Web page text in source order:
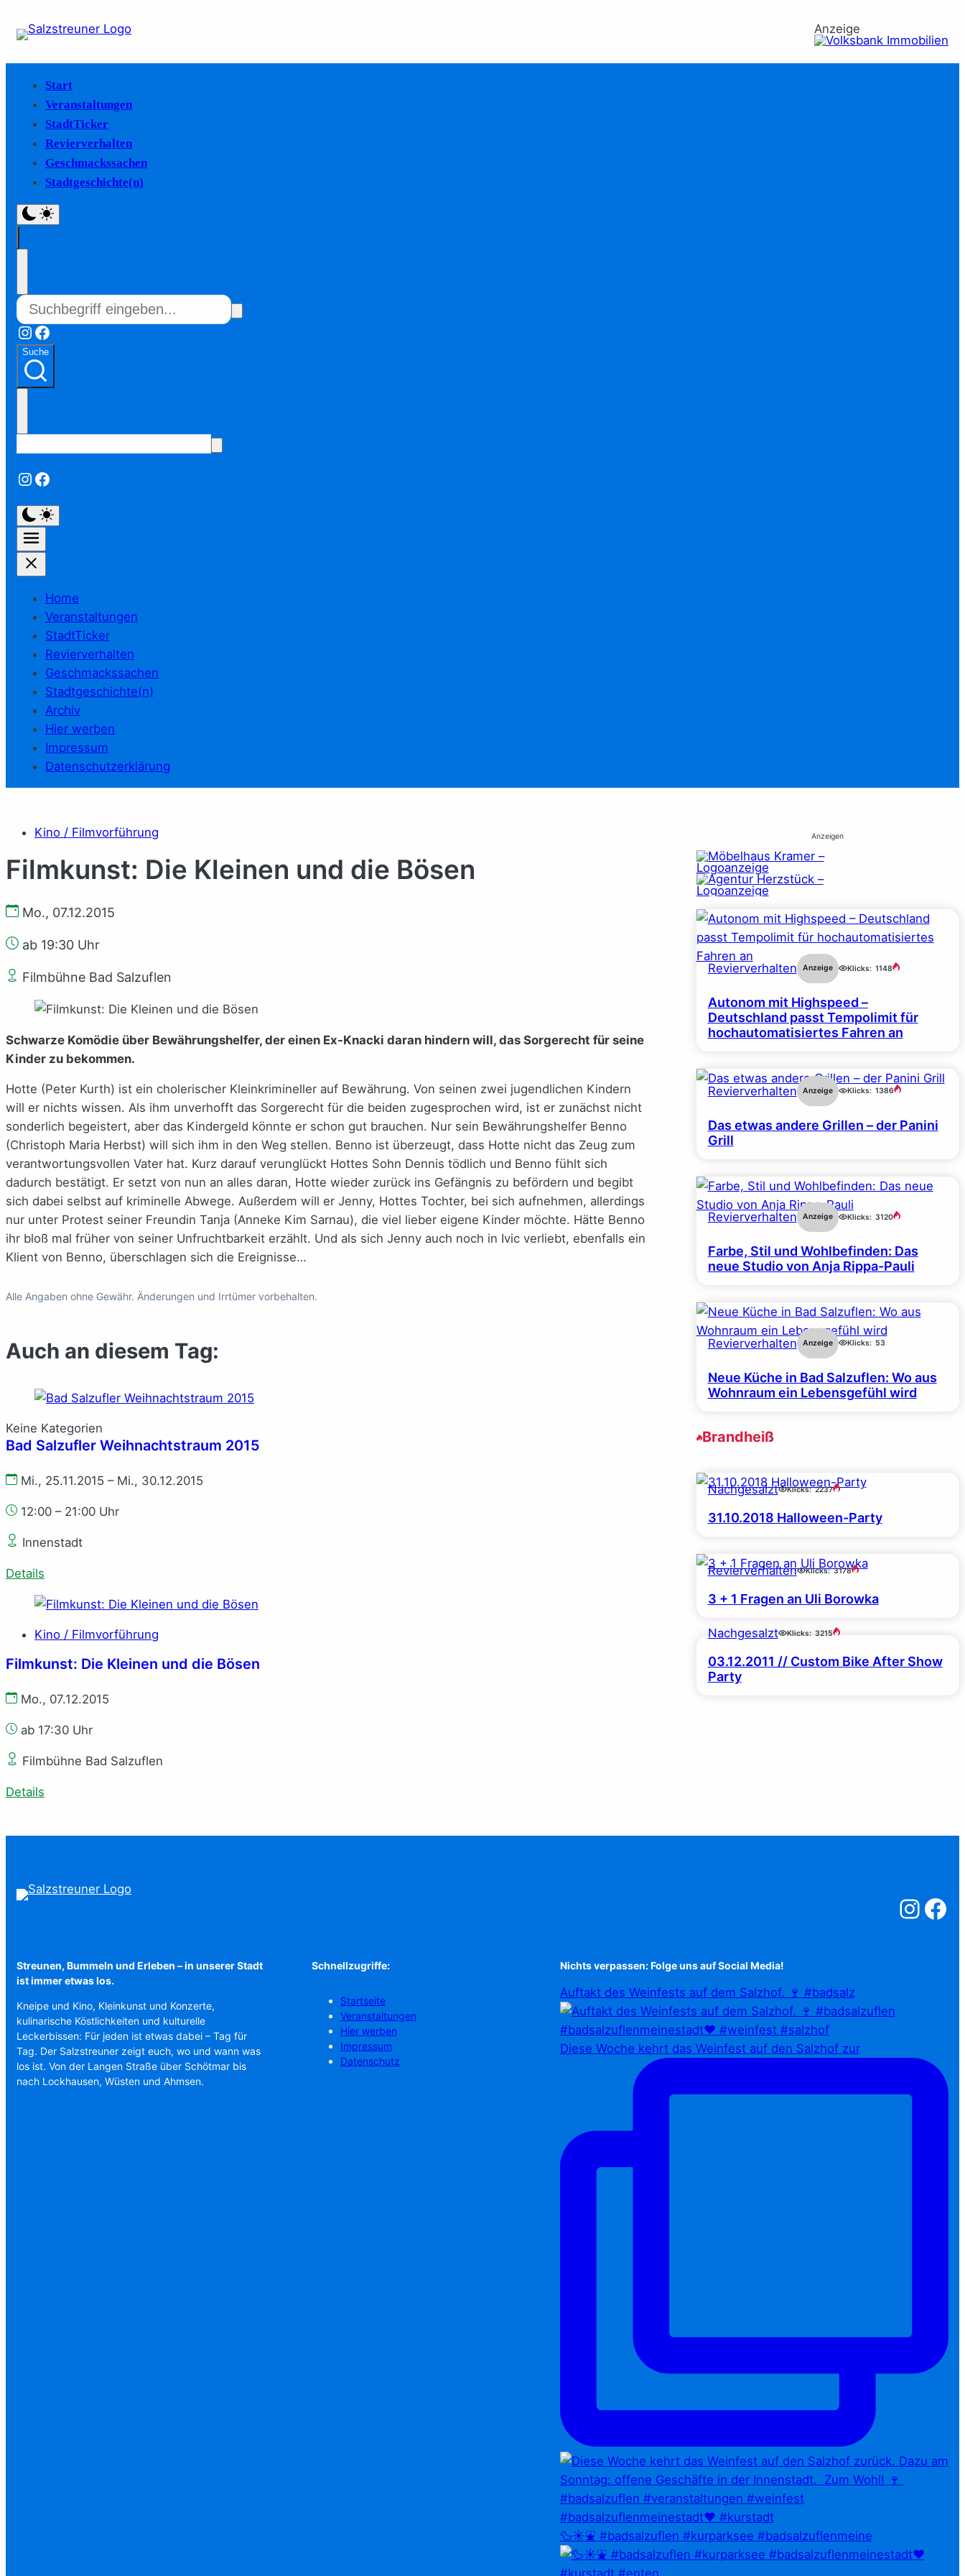
Anzeige
Start
Veranstaltungen
StadtTicker
Revierverhalten
Geschmackssachen
Stadtgeschichte(n)
Instagram
Facebook
Suche
Instagram
Facebook
Home
Veranstaltungen
StadtTicker
Revierverhalten
Geschmackssachen
Stadtgeschichte(n)
Archiv
Hier werben
Impressum
Datenschutzerklärung
Kino / Filmvorführung
Filmkunst: Die Kleinen und die Bösen
Mo., 07.12.2015
ab 19:30 Uhr
Filmbühne Bad Salzuflen
Schwarze Komödie über Bewährungshelfer, der einen Ex-Knacki daran hindern will, das Sorgerecht für seine
Kinder zu bekommen.
Hotte (Peter Kurth) ist ein cholerischer Kleinkrimineller auf Bewährung. Von seinen zwei jugendlichen Kindern
will er nichts wissen. Als ihm unverhofft das Sorgerecht für die beiden zugesprochen wird, ist er zunächst nicht
sonderlich begeistert, aber das Kindergeld könnte er schon gut brauchen. Nur sein Bewährungshelfer Benno
(Christoph Maria Herbst) will sich ihm in den Weg stellen. Benno ist überzeugt, dass Hotte nicht das Zeug zum
verantwortungsvollen Vater hat. Kurz darauf verunglückt Hottes Sohn Dennis tödlich und Benno fühlt sich
dadurch bestätigt. Er setzt von nun an alles daran, Hotte wieder zurück ins Gefängnis zu befördern und begibt
sich dabei selbst auf kriminelle Abwege. Außerdem will er Jenny, Hottes Tochter, bei sich aufnehmen, allerdings
nur unter Protest seiner Freundin Tanja (Anneke Kim Sarnau), die viel lieber eigene Kinder möchte. Hätte Benno
ihr bloß mal früher von seiner Unfruchtbarkeit erzählt. Und als sich Jenny auch noch in Ivic verliebt, ebenfalls ein
Klient von Benno, überschlagen sich die Ereignisse…
Alle Angaben ohne Gewähr. Änderungen und Irrtümer vorbehalten.
Auch an diesem Tag:
Keine Kategorien
Bad Salzufler Weihnachtstraum 2015
Mi., 25.11.2015 – Mi., 30.12.2015
12:00 – 21:00 Uhr
Innenstadt
Details
Kino / Filmvorführung
Filmkunst: Die Kleinen und die Bösen
Mo., 07.12.2015
ab 17:30 Uhr
Filmbühne Bad Salzuflen
Details
Anzeigen
Revierverhalten Anzeige Klicks: 1148
Autonom mit Highspeed –
Deutschland passt Tempolimit für
hochautomatisiertes Fahren an
Revierverhalten Anzeige Klicks: 1386
Das etwas andere Grillen – der Panini
Grill
Revierverhalten Anzeige Klicks: 3120
Farbe, Stil und Wohlbefinden: Das
neue Studio von Anja Rippa-Pauli
Revierverhalten Anzeige Klicks: 53
Neue Küche in Bad Salzuflen: Wo aus
Wohnraum ein Lebensgefühl wird
Brandheiß
Nachgesalzt Klicks: 2237
31.10.2018 Halloween-Party
Revierverhalten Klicks: 3178
3 + 1 Fragen an Uli Borowka
Nachgesalzt Klicks: 3215
03.12.2011 // Custom Bike After Show
Party
Salzstreuner
Streunen, Bummeln und Erleben – in unserer Stadt
ist immer etwas los.
Kneipe und Kino, Kleinkunst und Konzerte,
kulinarische Köstlichkeiten und kulturelle
Leckerbissen: Für jeden ist etwas dabei – Tag für
Tag. Der Salzstreuner zeigt euch, wo und wann was
los ist. Von der Langen Straße über Schötmar bis
nach Lockhausen, Wüsten und Ahmsen.
Schnellzugriffe:
Startseite
Veranstaltungen
Hier werben
Impressum
Datenschutz
Nichts verpassen: Folge uns auf Social Media!
Auftakt des Weinfests auf dem Salzhof. 🍷 #badsalz
Diese Woche kehrt das Weinfest auf den Salzhof zur
🦆☀️⛲ #badsalzuflen #kurparksee #badsalzuflenmeine